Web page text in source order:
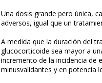
Una dosis grande pero única,
adversos, igual que un
A medida que la duración del
glucocorticoide sea mayor a
incremento de la incidencia de
minusvalidantes y en potencia